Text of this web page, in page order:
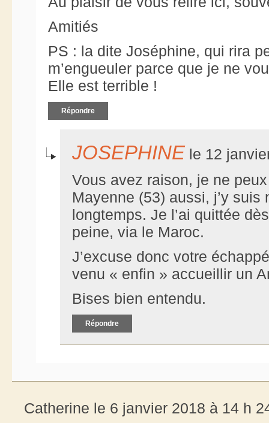
Amitiés
PS : la dite Joséphine, qui rira
m’engueuler parce que je ne
Elle est terrible !
Répondre
JOSEPHINE le 12
Vous avez raison, je ne
Mayenne (53) aussi, j’y
longtemps. Je l’ai quittée
peine, via le Maroc.
J’excuse donc votre
venu « enfin » accueillir un
Bises bien entendu.
Répondre
Catherine le 6 janvier 2018 à 14 h